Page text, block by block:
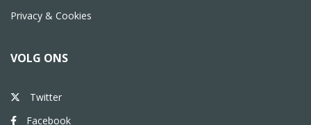
Privacy & Cookies
VOLG ONS
Twitter
Facebook